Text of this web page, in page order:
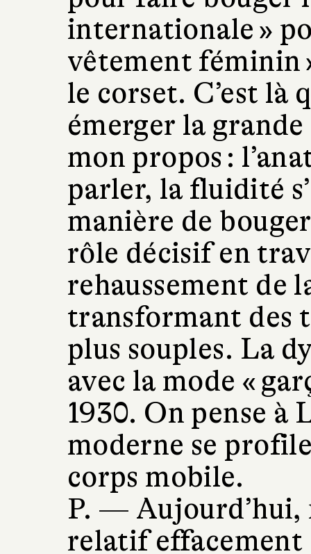
internationale »
vêtement féminin
le corset. C’est là
émerger la
mon propos :
parler, la fluidité
manière de
rôle décisif en
rehaussement de
transformant des
plus souples. La
avec la mode «
1930. On pense à
moderne se
corps mobile.
P. — Aujourd’hui,
relatif effacement